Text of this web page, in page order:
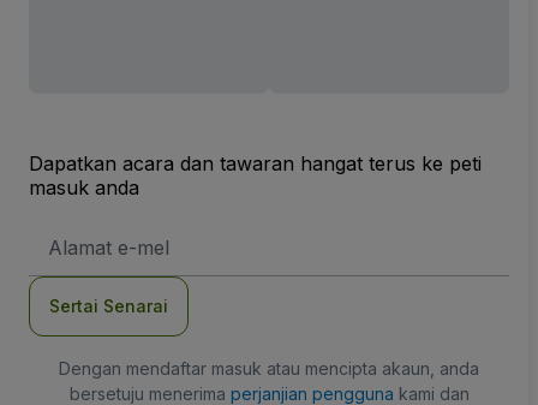
Dapatkan acara dan tawaran hangat terus ke peti
masuk anda
E-
Sertai Senarai
Dengan mendaftar masuk atau mencipta akaun, anda
bersetuju menerima perjanjian pengguna kami dan